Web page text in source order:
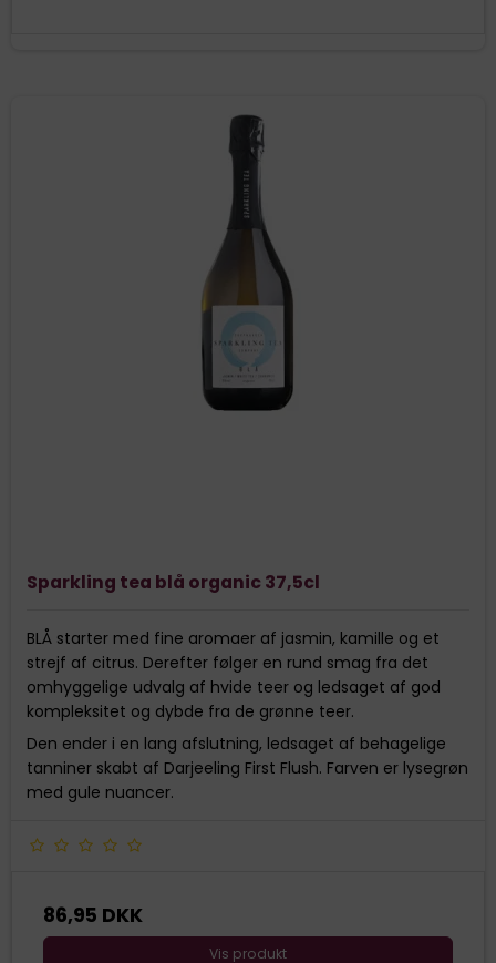
Sparkling tea blå organic 37,5cl
BLÅ starter med fine aromaer af jasmin, kamille og et
strejf af citrus. Derefter følger en rund smag fra det
omhyggelige udvalg af hvide teer og ledsaget af god
kompleksitet og dybde fra de grønne teer.
Den ender i en lang afslutning, ledsaget af behagelige
tanniner skabt af Darjeeling First Flush. Farven er lysegrøn
med gule nuancer.
86,95 DKK
Vis produkt